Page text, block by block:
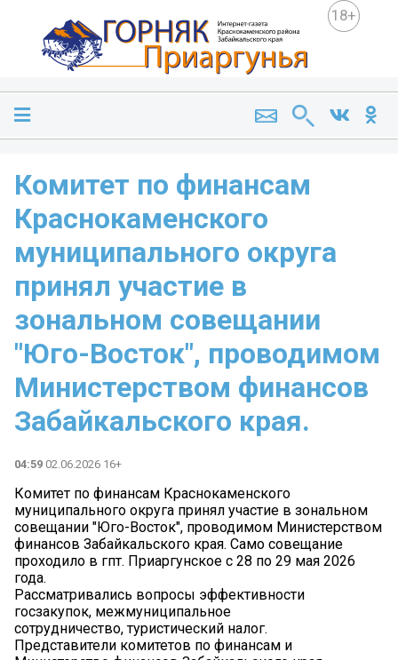
18+
Комитет по финансам
Краснокаменского
муниципального округа
принял участие в
зональном совещании
"Юго-Восток", проводимом
Министерством финансов
Забайкальского края.
04:59 02.06.2026 16+
Комитет по финансам Краснокаменского
муниципального округа принял участие в зональном
совещании "Юго-Восток", проводимом Министерством
финансов Забайкальского края. Само совещание
проходило в гпт. Приаргунское с 28 по 29 мая 2026
года.
Рассматривались вопросы эффективности
госзакупок, межмуниципальное
сотрудничество, туристический налог.
Представители комитетов по финансам и